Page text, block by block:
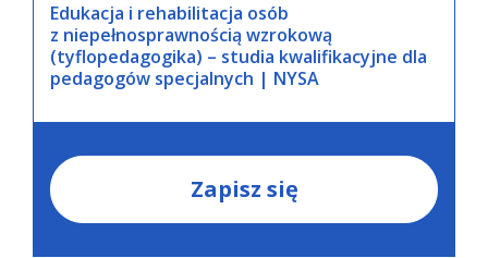
Edukacja i rehabilitacja osób
z niepełnosprawnością wzrokową
(tyflopedagogika) – studia kwalifikacyjne dla
pedagogów specjalnych | NYSA
Zapisz się